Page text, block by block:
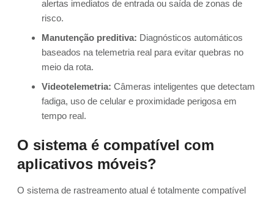
alertas imediatos de entrada ou saída de zonas de
risco.
Manutenção preditiva: Diagnósticos automáticos
baseados na telemetria real para evitar quebras no
meio da rota.
Videotelemetria: Câmeras inteligentes que detectam
fadiga, uso de celular e proximidade perigosa em
tempo real.
O sistema é compatível com
aplicativos móveis?
O sistema de rastreamento atual é totalmente compatível